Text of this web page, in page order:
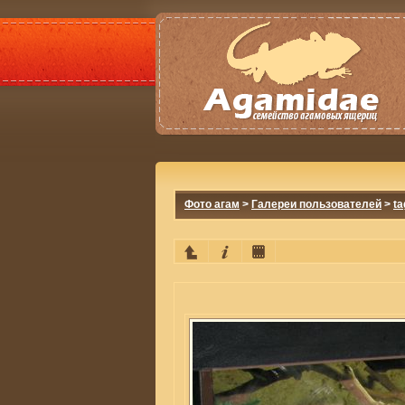
Фото агам > Галереи пользователей >